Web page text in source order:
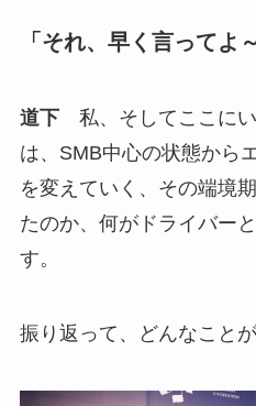
「それ、早く言ってよ
道下私、そしてここにい
は、SMB中心の状態から
を変えていく、その端境
たのか、何がドライバー
す。
振り返って、どんなこと